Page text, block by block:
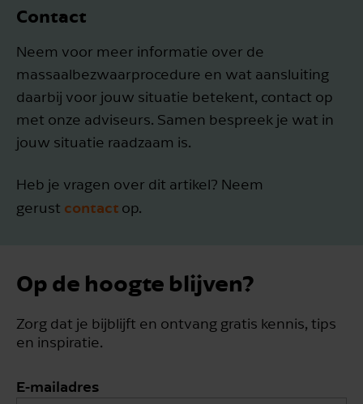
Contact
Neem voor meer informatie over de
massaalbezwaarprocedure en wat aansluiting
daarbij voor jouw situatie betekent, contact op
met onze adviseurs. Samen bespreek je wat in
jouw situatie raadzaam is.
Heb je vragen over dit artikel? Neem
gerust contact op.
Op de hoogte blijven?
Zorg dat je bijblijft en ontvang gratis kennis, tips
en inspiratie.
E-mailadres